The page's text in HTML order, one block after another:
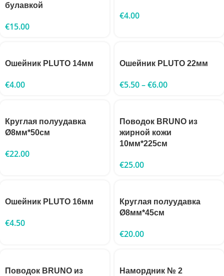
булавкой
€15.00
€4.00
Ошейник PLUTO 14мм
€4.00
Ошейник PLUTO 22мм
€5.50–€6.00
Круглая полуудавка
Ø8мм*50см
€22.00
Поводок BRUNO из
жирной кожи
10мм*225см
€25.00
Ошейник PLUTO 16мм
€4.50
Круглая полуудавка
Ø8мм*45см
€20.00
Поводок BRUNO из Намордник № 2